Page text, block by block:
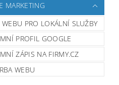
MARKETING
WEBU PRO LOKÁLNÍ SLUŽBY
PROFIL GOOGLE
ZÁPIS NA FIRMY.CZ
WEBU